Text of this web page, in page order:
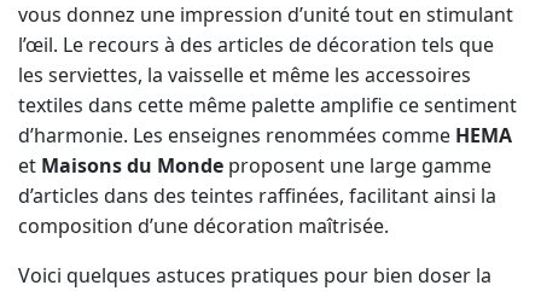
vous donnez une impression d’unité tout en stimulant
l’œil. Le recours à des articles de décoration tels que
les serviettes, la vaisselle et même les accessoires
textiles dans cette même palette amplifie ce sentiment
d’harmonie. Les enseignes renommées comme HEMA
et Maisons du Monde proposent une large gamme
d’articles dans des teintes raffinées, facilitant ainsi la
composition d’une décoration maîtrisée.
Voici quelques astuces pratiques pour bien doser la